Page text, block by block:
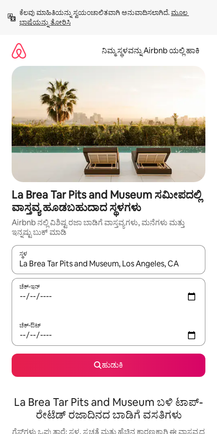
ಹೋಗಿ
ಕೆಲವು ಮಾಹಿತಿಯನ್ನು ಸ್ವಯಂಚಾಲಿತವಾಗಿ ಅನುವಾದಿಸಲಾಗಿದೆ. ಮೂಲ
ಭಾಷೆಯನ್ನು ತೋರಿಸಿ
ನಿಮ್ಮ ಸ್ಥಳವನ್ನು Airbnb ಯಲ್ಲಿ ಹಾಕಿ
La Brea Tar Pits and Museum ಸಮೀಪದಲ್ಲಿ
ವಾಸ್ತವ್ಯ ಹೂಡಬಹುದಾದ ಸ್ಥಳಗಳು
Airbnb ನಲ್ಲಿ ವಿಶಿಷ್ಟ ರಜಾ ಬಾಡಿಗೆ ವಾಸ್ತವ್ಯಗಳು, ಮನೆಗಳು ಮತ್ತು
ಇನ್ನಷ್ಟು ಬುಕ್ ಮಾಡಿ
ಸ್ಥಳ
ಫಲಿತಾಂಶಗಳು ಲಭ್ಯವಿರುವಾಗ, ಅಪ್ ಮತ್ತು ಡೌನ್ ಬಾಣದ ಕೀಲಿಗಳೊಂದಿಗೆ
ಚೆಕ್-ಇನ್
ಚೆಕ್-ಔಟ್
ಹುಡುಕಿ
La Brea Tar Pits and Museum ಬಳಿ ಟಾಪ್-
ರೇಟೆಡ್ ರಜಾದಿನದ ಬಾಡಿಗೆ ವಸತಿಗಳು
ಗೆಸ್ಟ್‌ಗಳು ಒಪ್ಪುತ್ತಾರೆ: ಸ್ಥಳ, ಸ್ವಚ್ಛತೆ ಮತ್ತು ಹೆಚ್ಚಿನ ಕಾರಣಕ್ಕಾಗಿ ಈ ವಾಸ್ತವ್ಯದ